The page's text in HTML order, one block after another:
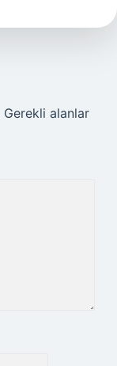
Gerekli alanlar